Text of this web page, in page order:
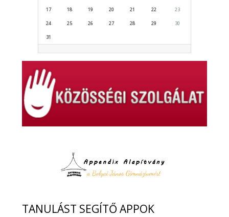
17 18 19 20 21 22 23
24 25 26 27 28 29 30
31
TANULÁST SEGÍTŐ APPOK